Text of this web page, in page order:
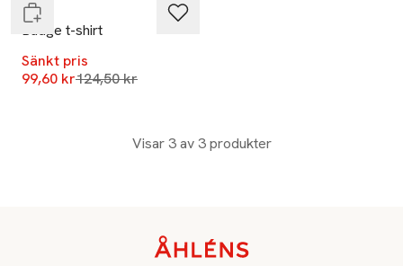
Lee
Badge t-shirt
Sänkt pris
99,60 krLägsta pris 30 dagar
124,50 kr
Visar 3 av 3 produkter